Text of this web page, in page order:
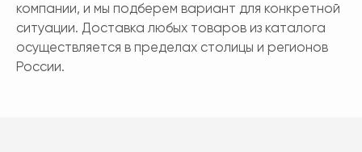
компании, и мы подберем вариант для конкретной
ситуации. Доставка любых товаров из каталога
осуществляется в пределах столицы и регионов
России.